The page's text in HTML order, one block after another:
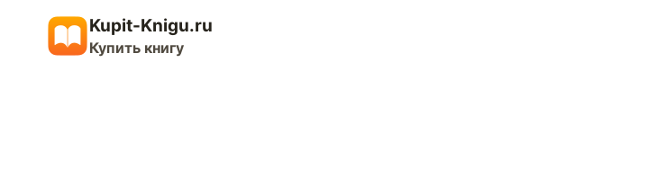
содержимому
Kupit-Knigu.ru
Купить книгу